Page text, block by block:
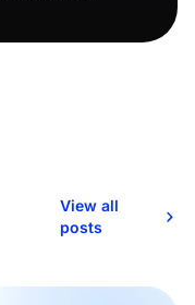
View all
posts